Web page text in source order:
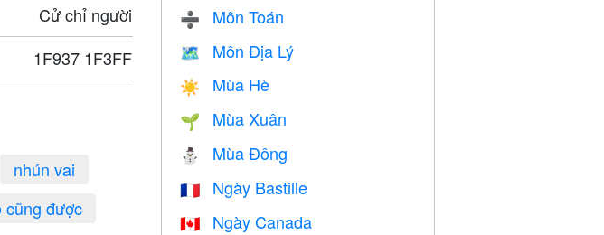
Cử chỉ người
1F937 1F3FF
nhún vai
cũng được
➗ Môn Toán
🗺 Môn Địa Lý
☀️ Mùa Hè
🌱 Mùa Xuân
⛄ Mùa Đông
🇫🇷 Ngày Bastille
🇨🇦 Ngày Canada